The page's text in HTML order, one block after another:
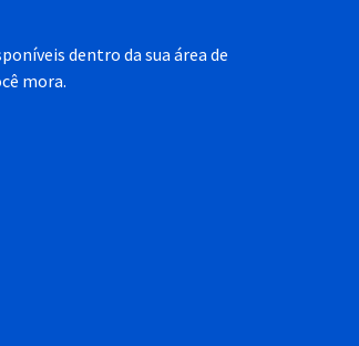
dentro da sua área de
mora.